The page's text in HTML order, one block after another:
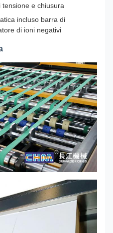
e chiusura
incluso barra di
di ioni negativi